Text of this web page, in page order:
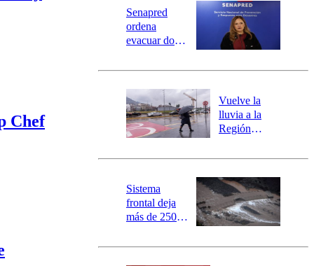
Universidad de Chile
Sustentabilidad
Chef
Senapred
ordena
evacuar dos
Carahue por
río Damas:
activa
mensajería
SAE
Vuelve la
lluvia a la
Región
este es el
la DMC para
este viernes
Sistema
frontal deja
más de 250
y 317